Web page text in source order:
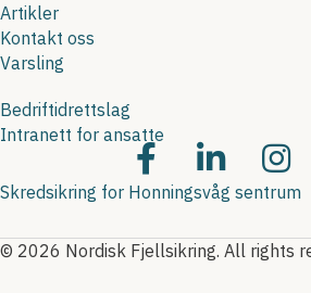
Artikler
Kontakt oss
Varsling
Bedriftidrettslag
Intranett for ansatte
Skredsikring for Honningsvåg sentrum
© 2026 Nordisk Fjellsikring. All rights